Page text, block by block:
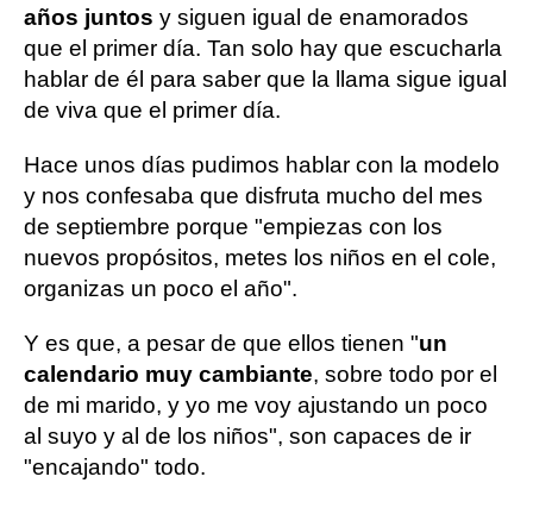
años juntos y siguen igual de enamorados
que el primer día. Tan solo hay que escucharla
hablar de él para saber que la llama sigue igual
de viva que el primer día.
Hace unos días pudimos hablar con la modelo
y nos confesaba que disfruta mucho del mes
de septiembre porque "empiezas con los
nuevos propósitos, metes los niños en el cole,
organizas un poco el año".
Y es que, a pesar de que ellos tienen "un
calendario muy cambiante, sobre todo por el
de mi marido, y yo me voy ajustando un poco
al suyo y al de los niños", son capaces de ir
"encajando" todo.